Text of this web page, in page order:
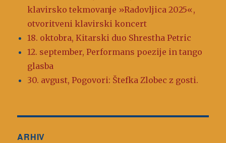
klavirsko tekmovanje »Radovljica 2025«,
otvoritveni klavirski koncert
18. oktobra, Kitarski duo Shrestha Petric
12. september, Performans poezije in tango
glasba
30. avgust, Pogovori: Štefka Zlobec z gosti.
ARHIV